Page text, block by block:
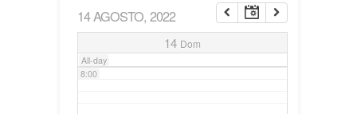
14 AGOSTO, 2022
14 Dom
All-day
7:00
8:00